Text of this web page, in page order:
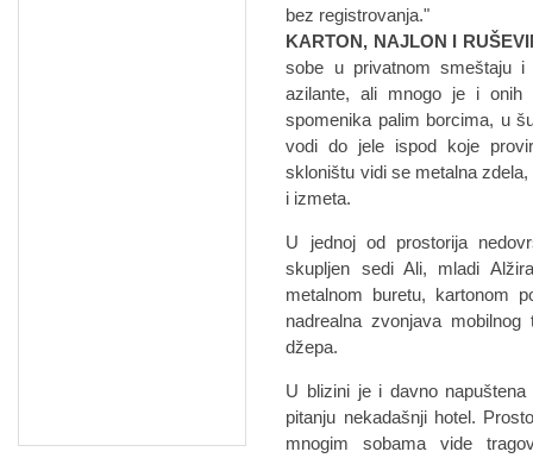
bez registrovanja."
KARTON, NAJLON I
sobe u privatnom smeštaju
azilante, ali mnogo je i
spomenika palim borcima, u
vodi do jele ispod koje
skloništu vidi se metalna
i izmeta.
U jednoj od prostorija
skupljen sedi Ali, mladi
metalnom buretu, kartonom
nadrealna zvonjava
džepa.
U blizini je i davno
pitanju nekadašnji hotel.
mnogim sobama vide